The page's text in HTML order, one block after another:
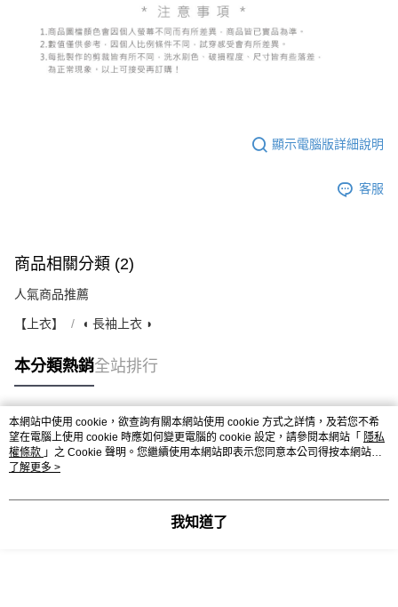
顯示電腦版詳細說明
客服
商品相關分類 (2)
人氣商品推薦
【上衣】 ◖ 長袖上衣 ◗
本分類熱銷全站排行
熱門標籤
本網站中使用 cookie，欲查詢有關本網站使用 cookie 方式之詳情，及若您不希
望在電腦上使用 cookie 時應如何變更電腦的 cookie 設定，請參閱本網站「 隱私
權條款 」之 Cookie 聲明。您繼續使用本網站即表示您同意本公司得按本網站使
用條款之 Cookie 聲明使用 cookie。
了解更多 >
我知道了